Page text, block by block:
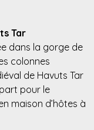
Tar
dans la gorge de
colonnes
de Havuts Tar
pour le
maison d’hôtes à